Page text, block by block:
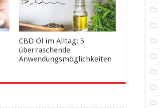
CBD Öl im Alltag: 5
überraschende
Anwendungsmöglichkeiten